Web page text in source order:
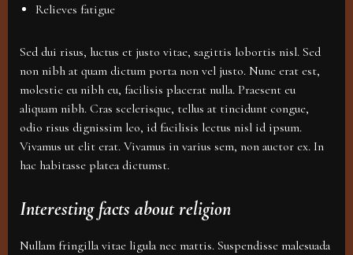
Relieves fatigue
Sed dui risus, luctus et justo vitae, sagittis lobortis nisl. Sed
non nibh at quam dictum porta non vel justo. Nunc erat est,
molestie eu nibh eu, facilisis placerat nulla. Praesent eu
aliquam nibh. Cras scelerisque, tellus at tincidunt congue,
odio risus dignissim leo, id facilisis lectus nisl id ipsum.
Vivamus ut elit erat. Vivamus in varius sem, non auctor ex. In
hac habitasse platea dictumst.
Interesting facts about religion
Nullam fringilla vitae ligula nec mattis. Suspendisse malesuada